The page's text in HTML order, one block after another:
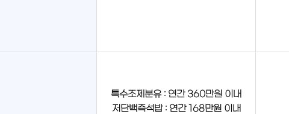
특수조제분유 : 연간 360만원 이내
저단백즉석밥 : 연간 168만원 이내